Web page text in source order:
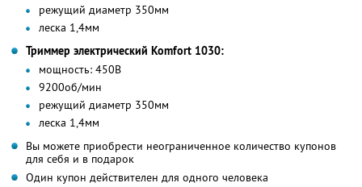
режущий диаметр 350мм
леска 1,4мм
Триммер электрический Komfort 1030:
мощность: 450В
9200об/мин
режущий диаметр 350мм
леска 1,4мм
Вы можете приобрести неограниченное количество купонов
для себя и в подарок
Один купон действителен для одного человека